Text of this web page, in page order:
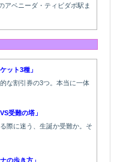
アベニーダ・ティビダボ駅ま
ット3種」
な割引券の3つ。本当に一体
受難の塔」
際に迷う、生誕か受難か。そ
の歩き方」